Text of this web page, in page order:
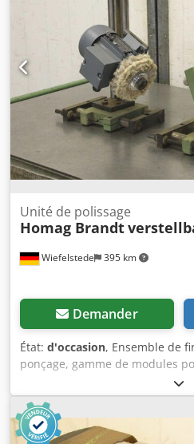
Wiefelstede 395 km
Unité de polissage
Homag Brandt
Demander
État: d'occasion, Ensemble de
ponçage, gamme de modules
d'usinage de profil, profileuse
d'usinage de chants, à placer
d'usinage de chants -
d'une machine d'application de